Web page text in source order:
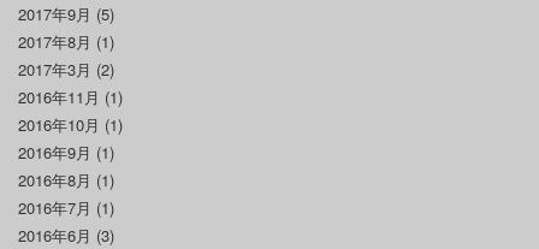
2017年9月 (5)
2017年8月 (1)
2017年3月 (2)
2016年11月 (1)
2016年10月 (1)
2016年9月 (1)
2016年8月 (1)
2016年7月 (1)
2016年6月 (3)